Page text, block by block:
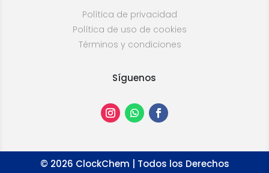
Política de privacidad
Política de uso de cookies
Términos y condiciones
Síguenos
© 2026 ClockChem | Todos los Derechos